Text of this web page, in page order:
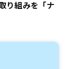
り組みを「ナ